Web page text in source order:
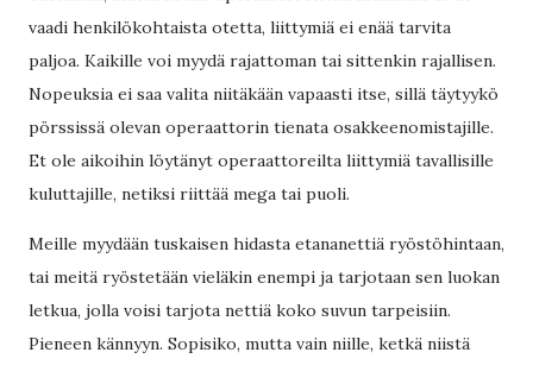
vaadi henkilökohtaista otetta, liittymiä ei enää tarvita
paljoa. Kaikille voi myydä rajattoman tai sittenkin rajallisen.
Nopeuksia ei saa valita niitäkään vapaasti itse, sillä täytyykö
pörssissä olevan operaattorin tienata osakkeenomistajille.
Et ole aikoihin löytänyt operaattoreilta liittymiä tavallisille
kuluttajille, netiksi riittää mega tai puoli.
Meille myydään tuskaisen hidasta etananettiä ryöstöhintaan,
tai meitä ryöstetään vieläkin enempi ja tarjotaan sen luokan
letkua, jolla voisi tarjota nettiä koko suvun tarpeisiin.
Pieneen kännyyn. Sopisiko, mutta vain niille, ketkä niistä